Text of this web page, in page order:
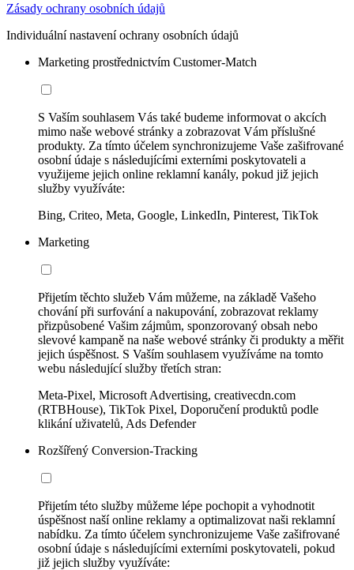
Zásady ochrany osobních údajů
Individuální nastavení ochrany osobních údajů
Marketing prostřednictvím Customer-Match
S Vaším souhlasem Vás také budeme informovat o akcích
mimo naše webové stránky a zobrazovat Vám příslušné
produkty. Za tímto účelem synchronizujeme Vaše zašifrované
osobní údaje s následujícími externími poskytovateli a
využijeme jejich online reklamní kanály, pokud již jejich
služby využíváte:
Bing, Criteo, Meta, Google, LinkedIn, Pinterest, TikTok
Marketing
Přijetím těchto služeb Vám můžeme, na základě Vašeho
chování při surfování a nakupování, zobrazovat reklamy
přizpůsobené Vašim zájmům, sponzorovaný obsah nebo
slevové kampaně na naše webové stránky či produkty a měřit
jejich úspěšnost. S Vaším souhlasem využíváme na tomto
webu následující služby třetích stran:
Meta-Pixel, Microsoft Advertising, creativecdn.com
(RTBHouse), TikTok Pixel, Doporučení produktů podle
klikání uživatelů, Ads Defender
Rozšířený Conversion-Tracking
Přijetím této služby můžeme lépe pochopit a vyhodnotit
úspěšnost naší online reklamy a optimalizovat naši reklamní
nabídku. Za tímto účelem synchronizujeme Vaše zašifrované
osobní údaje s následujícími externími poskytovateli, pokud
již jejich služby využíváte: